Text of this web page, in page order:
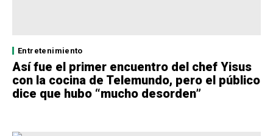
Entretenimiento
Así fue el primer encuentro del chef Yisus
con la cocina de Telemundo, pero el público
dice que hubo “mucho desorden”